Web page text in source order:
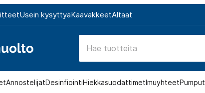
Usein kysyttyäKaavakkeetAltaat
AnnostelijatDesinfiointiHiekkasuodattimetImuyhteetPumput